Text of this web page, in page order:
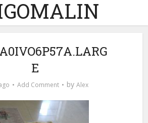
E
Add Comment by Alex